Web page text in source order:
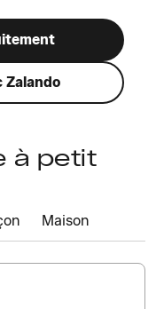
Zalando
à petit
Maison